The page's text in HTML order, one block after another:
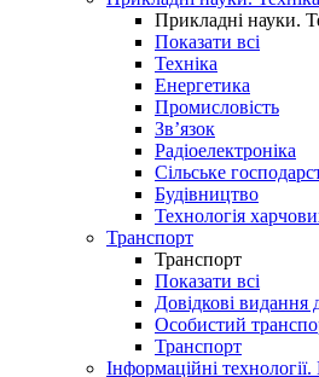
Прикладні науки.
Показати всі
Техніка
Енергетика
Промисловість
Зв’язок
Радіоелектроніка
Сільське
Будівництво
Технологія
Транспорт
Транспорт
Показати всі
Довідкові видання
Особистий
Транспорт
Інформаційні